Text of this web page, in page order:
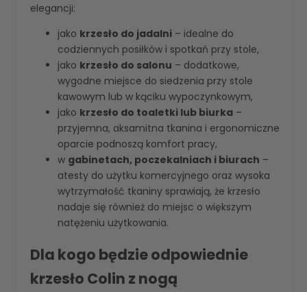
elegancji:
jako krzesło do jadalni – idealne do
codziennych posiłków i spotkań przy stole,
jako krzesło do salonu – dodatkowe,
wygodne miejsce do siedzenia przy stole
kawowym lub w kąciku wypoczynkowym,
jako krzesło do toaletki lub biurka –
przyjemna, aksamitna tkanina i ergonomiczne
oparcie podnoszą komfort pracy,
w gabinetach, poczekalniach i biurach –
atesty do użytku komercyjnego oraz wysoka
wytrzymałość tkaniny sprawiają, że krzesło
nadaje się również do miejsc o większym
natężeniu użytkowania.
Dla kogo będzie odpowiednie
krzesło Colin z nogą